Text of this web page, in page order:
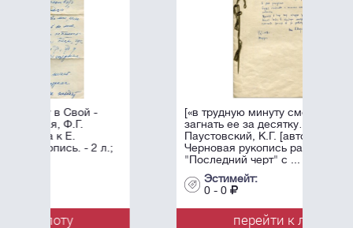
[«в трудную минуту сможете
загнать ее за десятку…»]
Паустовский, К.Г. [автограф].
Черновая рукопись рассказа
"Последний черт" с ...